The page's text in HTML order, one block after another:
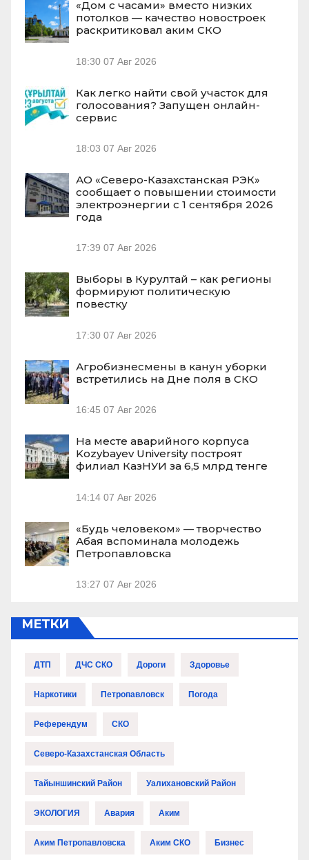
«Дом с часами» вместо низких
потолков — качество новостроек
раскритиковал аким СКО
18:30 07 Авг 2026
Как легко найти свой участок для
голосования? Запущен онлайн-
сервис
18:03 07 Авг 2026
АО «Северо-Казахстанская РЭК»
сообщает о повышении стоимости
электроэнергии с 1 сентября 2026
года
17:39 07 Авг 2026
Выборы в Курултай – как регионы
формируют политическую
повестку
17:30 07 Авг 2026
Агробизнесмены в канун уборки
встретились на Дне поля в СКО
16:45 07 Авг 2026
На месте аварийного корпуса
Kozybayev University построят
филиал КазНУИ за 6,5 млрд тенге
14:14 07 Авг 2026
«Будь человеком» — творчество
Абая вспоминала молодежь
Петропавловска
13:27 07 Авг 2026
МЕТКИ
ДТП ДЧС СКО Дороги Здоровье
Наркотики Петропавловск Погода
Референдум СКО
Северо-Казахстанская Область
Тайыншинский Район Уалихановский Район
ЭКОЛОГИЯ Авария Аким
Аким Петропавловска Аким СКО Бизнес